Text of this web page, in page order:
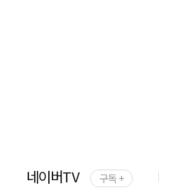
네이버TV 구독 +